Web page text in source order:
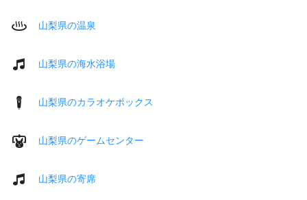
山梨県の温泉
山梨県の海水浴場
山梨県のカラオケボックス
山梨県のゲームセンター
山梨県の寄席